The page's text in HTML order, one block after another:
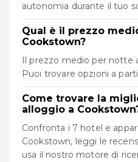
autonomia durante il tuo
Qual è il prezzo
Cookstown?
Il prezzo medio per notte
Puoi trovare opzioni a
Come trovare la
alloggio a
Confronta i 7 hotel e
Cookstown, leggi le
usa il nostro motore di